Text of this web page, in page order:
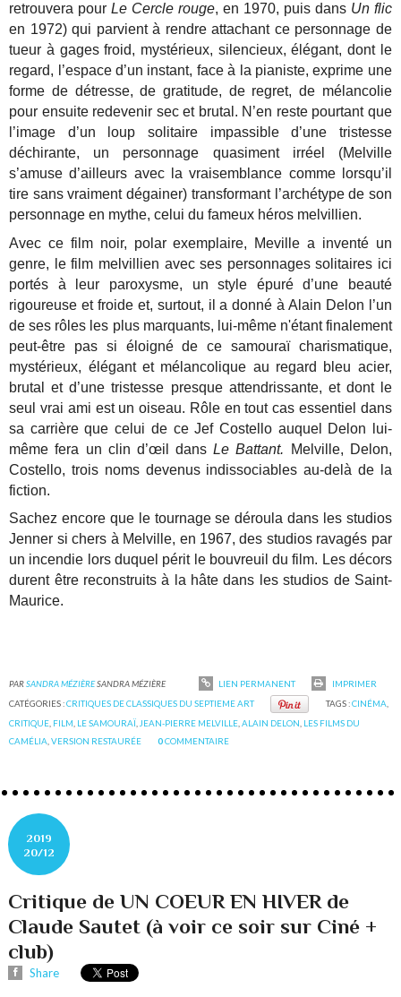
retrouvera pourLe Cercle rouge, en 1970, puis dans Un flic
en 1972) qui parvient à rendre attachant ce personnage de
tueur à gages froid, mystérieux, silencieux, élégant, dont le
regard, l’espace d’un instant, face à la pianiste, exprime une
forme de détresse, de gratitude, de regret, de mélancolie
pour ensuite redevenir sec et brutal. N’en reste pourtant que
l’image d’un loup solitaire impassible d’une tristesse
déchirante, un personnage quasiment irréel (Melville
s’amuse d’ailleurs avec la vraisemblance comme lorsqu’il
tire sans vraiment dégainer) transformant l’archétype de son
personnage en mythe, celui du fameux héros melvillien.
Avec ce film noir, polar exemplaire, Meville a inventé un
genre, le film melvillien avec ses personnages solitaires ici
portés à leur paroxysme, un style épuré d’une beauté
rigoureuse et froide et, surtout, il a donné à Alain Delon l’un
de ses rôles les plus marquants, lui-même n'étant finalement
peut-être pas si éloigné de ce samouraï charismatique,
mystérieux, élégant et mélancolique au regard bleu acier,
brutal et d’une tristesse presque attendrissante, et dont le
seul vrai ami est un oiseau. Rôle en tout cas essentiel dans
sa carrière que celui de ce Jef Costello auquel Delon lui-
même fera un clin d’œil dansLe Battant. Melville, Delon,
Costello, trois noms devenus indissociables au-delà de la
fiction.
Sachez encore que le tournage se déroula dans les studios
Jenner si chers à Melville, en 1967, des studios ravagés par
un incendie lors duquel périt le bouvreuil du film. Les décors
durent être reconstruits à la hâte dans les studios de Saint-
Maurice.
PARSANDRA MÉZIÈRESANDRA MÉZIÈRE LIEN PERMANENT
IMPRIMER
CATÉGORIES :CRITIQUES DE CLASSIQUES DU SEPTIEME ART TAGS :CINÉMA
CRITIQUE FILM LE SAMOURAÏ JEAN-PIERRE MELVILLE ,ALAIN DELON LES FILMS DU
CAMÉLIA ,VERSION RESTAURÉE 0COMMENTAIRE
2019
20/12
Critique de UN COEUR EN HIVER de
Claude Sautet (à voir ce soir sur Ciné +
club)
Share